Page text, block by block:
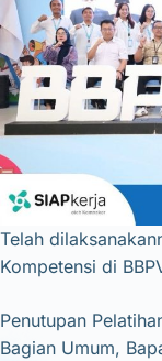
Telah
Kompetensi di
Penutupan
Bagian Umum,